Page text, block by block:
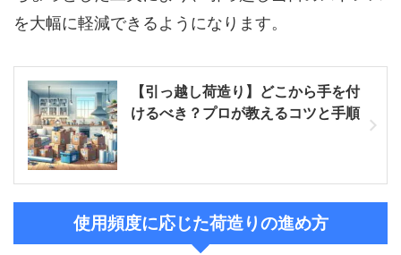
を大幅に軽減できるようになります。
【引っ越し荷造り】どこから手を付
けるべき？プロが教えるコツと手順
使用頻度に応じた荷造りの進め方